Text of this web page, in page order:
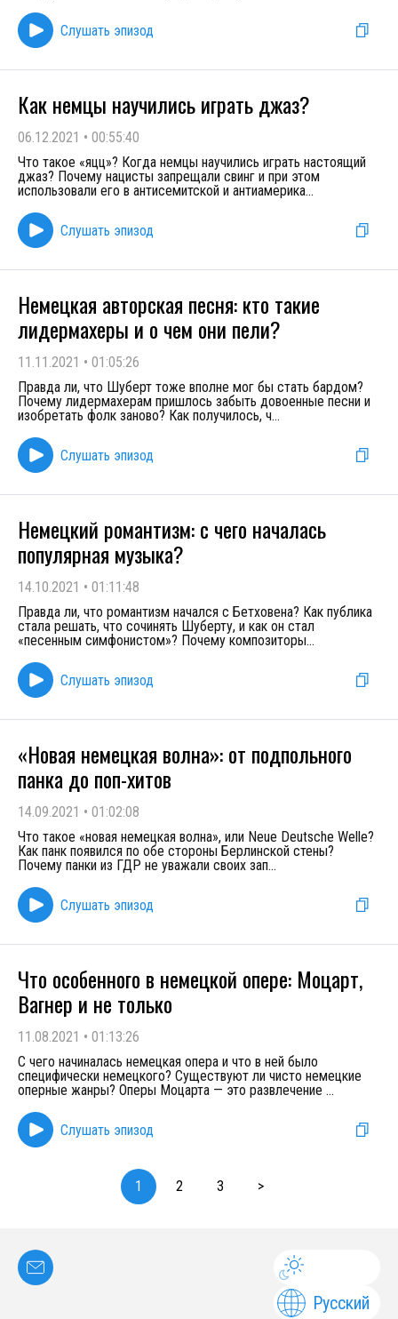
Слушать эпизод
Как немцы научились играть джаз?
06.12.2021 • 00:55:40
Что такое «яцц»? Когда немцы научились играть настоящий
джаз? Почему нацисты запрещали свинг и при этом
использовали его в антисемитской и антиамерика...
Слушать эпизод
Немецкая авторская песня: кто такие
лидермахеры и о чем они пели?
11.11.2021 • 01:05:26
Правда ли, что Шуберт тоже вполне мог бы стать бардом?
Почему лидермахерам пришлось забыть довоенные песни и
изобретать фолк заново? Как получилось, ч...
Слушать эпизод
Немецкий романтизм: с чего началась
популярная музыка?
14.10.2021 • 01:11:48
Правда ли, что романтизм начался с Бетховена? Как публика
стала решать, что сочинять Шуберту, и как он стал
«песенным симфонистом»? Почему композиторы...
Слушать эпизод
«Новая немецкая волна»: от подпольного
панка до поп-хитов
14.09.2021 • 01:02:08
Что такое «новая немецкая волна», или Neue Deutsche Welle?
Как панк появился по обе стороны Берлинской стены?
Почему панки из ГДР не уважали своих зап...
Слушать эпизод
Что особенного в немецкой опере: Моцарт,
Вагнер и не только
11.08.2021 • 01:13:26
С чего начиналась немецкая опера и что в ней было
специфически немецкого? Существуют ли чисто немецкие
оперные жанры? Оперы Моцарта — это развлечение ...
Слушать эпизод
1 2 3 >
Русский